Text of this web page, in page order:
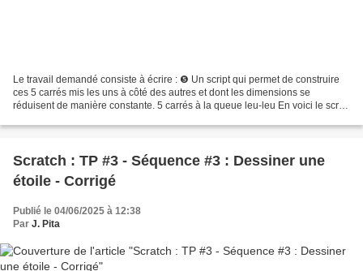
Le travail demandé consiste à écrire : ❺ Un script qui permet de construire
ces 5 carrés mis les uns à côté des autres et dont les dimensions se
réduisent de manière constante. 5 carrés à la queue leu-leu En voici le script
Scratch : TP #3 - Séquence #3 : Dessiner une
étoile - Corrigé
Publié le 04/06/2025 à 12:38
Par J. Pita